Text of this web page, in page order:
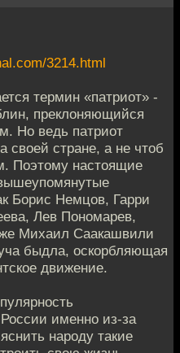
3214.html
термин «патриот» -
преклоняющийся
Но ведь патриот
своей стране, а не чтоб
Поэтому настоящие
Борис Немцов, Гарри
Лев Пономарев,
Михаил Саакашвили
быдла, оскорбляющая
движение.
именно из-за
народу такие